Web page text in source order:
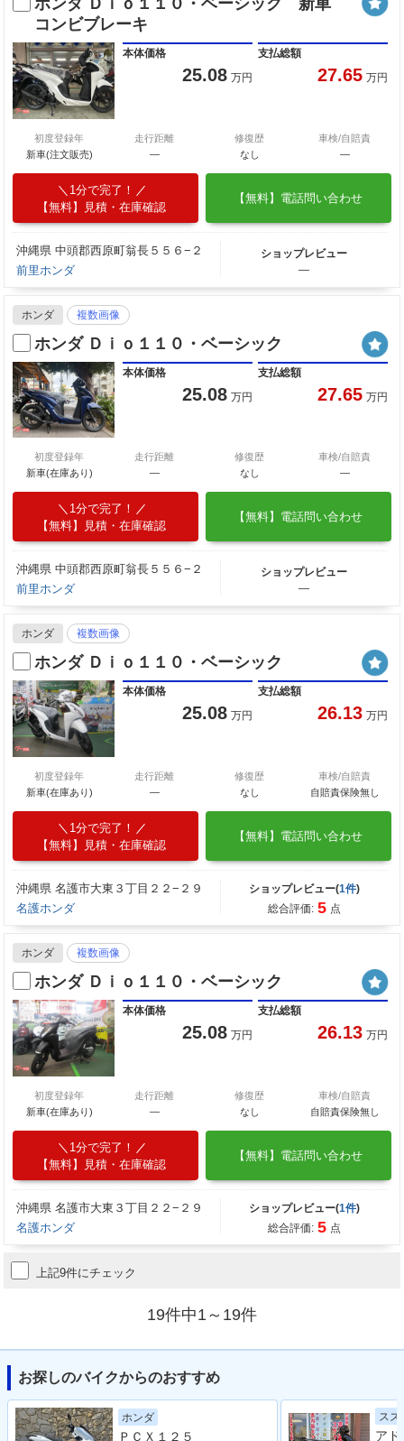
コンビブレーキ
本体価格
25.08 万円
支払総額
27.65 万円
初度登録年
新車(注文販売)
走行距離
―
修復歴
なし
車検/自賠責
―
1分で完了！
【無料】見積・在庫確認
【無料】電話問い合わせ
沖縄県 中頭郡西原町翁長５５６−２
前里ホンダ
ショップレビュー
―
ホンダ 複数画像
ホンダ Ｄｉｏ１１０・ベーシック
本体価格
25.08 万円
支払総額
27.65 万円
初度登録年
新車(在庫あり)
走行距離
―
修復歴
なし
車検/自賠責
―
1分で完了！
【無料】見積・在庫確認
【無料】電話問い合わせ
沖縄県 中頭郡西原町翁長５５６−２
前里ホンダ
ショップレビュー
―
ホンダ 複数画像
ホンダ Ｄｉｏ１１０・ベーシック
本体価格
25.08 万円
支払総額
26.13 万円
初度登録年
新車(在庫あり)
走行距離
―
修復歴
なし
車検/自賠責
自賠責保険無し
1分で完了！
【無料】見積・在庫確認
【無料】電話問い合わせ
沖縄県 名護市大東３丁目２２−２９
名護ホンダ
ショップレビュー(1件)
総合評価: 5 点
ホンダ 複数画像
ホンダ Ｄｉｏ１１０・ベーシック
本体価格
25.08 万円
支払総額
26.13 万円
初度登録年
新車(在庫あり)
走行距離
―
修復歴
なし
車検/自賠責
自賠責保険無し
1分で完了！
【無料】見積・在庫確認
【無料】電話問い合わせ
沖縄県 名護市大東３丁目２２−２９
名護ホンダ
ショップレビュー(1件)
総合評価: 5 点
上記9件にチェック
19件中1～19件
お探しのバイクからのおすすめ
ホンダ
ＰＣＸ１２５
スズ